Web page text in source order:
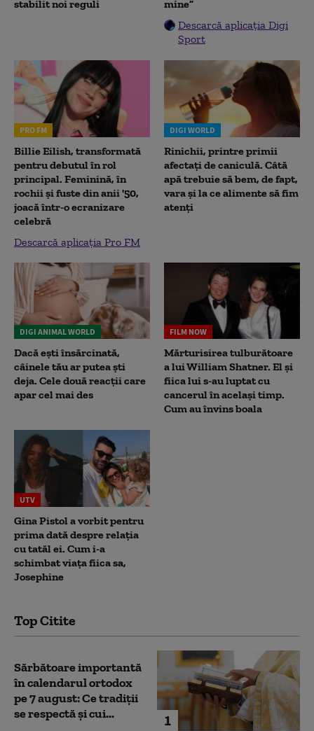
stabilit noi reguli
mine”
Descarcă aplicația Digi
Sport
PRO FM
Billie Eilish, transformată
pentru debutul în rol
principal. Feminină, în
rochii și fuste din anii '50,
joacă într-o ecranizare
celebră
Descarcă aplicația Pro FM
DIGI WORLD
Rinichii, printre primii
afectați de caniculă. Câtă
apă trebuie să bem, de fapt,
vara și la ce alimente să fim
atenți
DIGI ANIMAL WORLD
Dacă ești însărcinată,
câinele tău ar putea ști
deja. Cele două reacții care
apar cel mai des
FILM NOW
Mărturisirea tulburătoare
a lui William Shatner. El și
fiica lui s-au luptat cu
cancerul în același timp.
Cum au învins boala
UTV
Gina Pistol a vorbit pentru
prima dată despre relația
cu tatăl ei. Cum i-a
schimbat viața fiica sa,
Josephine
Top Citite
1
Sărbătoare importantă
în calendarul ortodox
pe 7 august: Ce tradiții
se respectă și cui...